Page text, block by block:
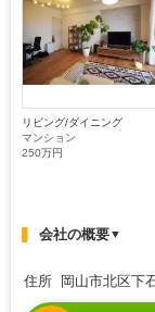
リビング/ダイニング
マンション
250万円
会社の概要▼
住所 岡山市北区下